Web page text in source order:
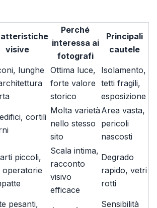
visive
Perché
interessa ai
fotografi
Principali
cautele
lunghe
Ottima luce,
forte valore
storico
Isolamento,
tetti fragili,
esposizione
cortili
Molta varietà
nello stesso
sito
Area vasta,
pericoli
nascosti
piccoli,
operatorie
Scala intima,
racconto
visivo
efficace
Degrado
rapido, vetri
rotti
pesanti,
Sensibilità